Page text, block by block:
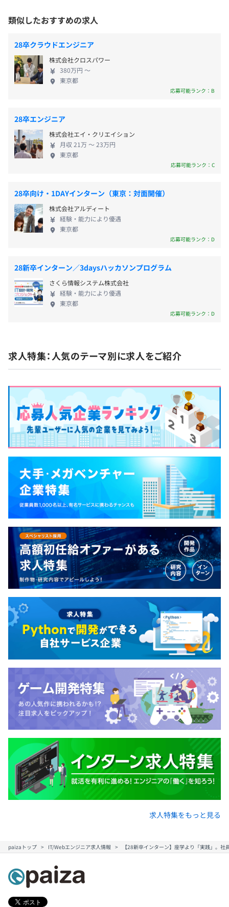
た結果、現在は『使いやすさNo.1』『利用者数No.1』
『物件数No.1』と3つのNo.1になりました。（※）
https://www.rakumachi.jp/
・『楽待不動産投資新聞』
不動産投資に取り組む方のために、Webサイト『楽待
最新トレンドを伝えるニュースなどを無料公開し、不動産
投資にまつわる正しい知識の普及に努めています。
広告主であっても忖度せずに中立な立場で情報提供をし
ており、多くの投資家から支持されています。
https://www.rakumachi.jp/news/
※『物件数No.1』：日本マーケティングリサーチ機構調
べ（2025年8月）、
『使いやすさNo.1』：ゴメス・コンサルティング調べ
（2025年8月）、
『利用者数No.1』：自社調べ（2025年8月）
・図書購入支援あり（社内ライブラリに戻せば、全額会社
負担で購入可能）
・資格取得祝い金あり（最高70,000円／件）
・事業部ごとのOJT
・チューター制度（新入社員を先輩社員がマンツーマン指
導します）
・社内ライトニングトーク（毎週金曜、エンジニアが現在
学んでいる技術について短い時間でプレゼンします）
MacBook Pro最新機種を支給
マルチモニター（3画面以上）導入
Windowsも最新機種を支給
プロジェクトごとに選択、オブジェクト指向、ウォーター
フォール、チケット駆動開発
Docker、Ansible、Kubernetes、Mackerel
月に一回、開発部長と先月の実績について振り返る面談が
あります。
そこで先月の評価を100点満点の点数で伝えられます。
どういう点が評価されるのか、あるいは評価されないのか
全社86名
開発部：19名
【エンジニアの内訳】
・雇用保険
雇用関係なし
あり
キャリアコンサルティング制度の有無及びその内容
リーダーと定期的に1to1面談を実施し、今後のキャリア
形成等について相談できる機会を設けています
32.0時間
前年度の有給休暇の平均取得日数
12.7日
前事業年度の育児休業取得者数／出産者数
に国内シェア1位のサイトです。 ■当社の特徴 １．
シンプル 当社はあらゆることをシンプルにすること
を重視しています。 ・定例会議は時間の無駄なので
禁止 ・無駄な残業、休日出勤がない ２．体験入社 選
考フローの一貫で、体験入社というフローを用意し
ています。 実際に職場に来てもらい、丸一日業務を
体験してもらいます。 目的はお互いのミスマッチを
ロダクトエンジニア 自社サービスの会社なので、要
件定義から保守運用まで、フロントエンドからバッ
クエンドまで幅広い業務に携わることができます。
多方面にスキルを伸ばしたい方にぴったりです。
２．早いうちから責任ある業務 ・入社3年目でプロジ
・入社4カ月目で新規プロジェクトに参画 など、早い
うちから責任ある業務をおまかせします。
類似したおすすめの求人
28卒クラウドエンジニア
株式会社クロスパワー
380万円 〜
東京都
応募可能ランク：B
28卒エンジニア
株式会社エイ・クリエイション
月収 21万 〜 23万円
東京都
応募可能ランク：C
28卒向け・1DAYインターン（東京：対面開催）
株式会社アルディート
経験・能力により優遇
東京都
応募可能ランク：D
28新卒インターン／3daysハッカソンプログラム
さくら情報システム株式会社
経験・能力により優遇
東京都
応募可能ランク：D
求人特集：人気のテーマ別に求人をご紹介
求人特集をもっと見る
paizaトップ IT/Webエンジニア求人情報 【28新卒インターン】座学より「実践」。